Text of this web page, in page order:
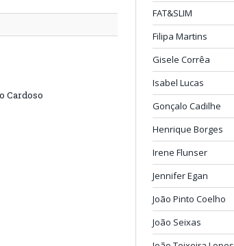
Cardoso
FAT&SLIM
Filipa Martins
Gisele Corrêa
Isabel Lucas
Gonçalo Cadilhe
Henrique Borges
Irene Flunser
Jennifer Egan
João Pinto Coelho
João Seixas